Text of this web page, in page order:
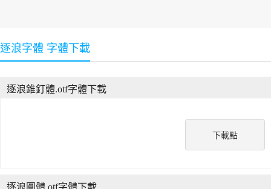
逐浪字體 字體下載
下載點
逐浪錐釘體.otf字體下載
逐浪圓體.otf字體下載